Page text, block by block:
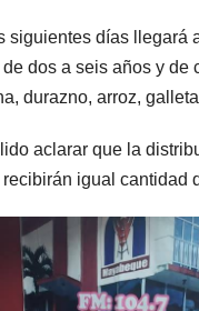
siguientes días llegará
dos a seis años y de
durazno, arroz,
aclarar que la
igual cantidad